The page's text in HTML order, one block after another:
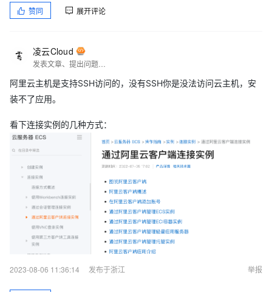
赞同 展开评论
凌云Cloud
阿里云主机是支持SSH访问的，没有SSH你是没法访问云主机，安
装不了应用。
看下连接实例的几种方式：
2023-08-06 11:36:14 发布于浙江 举报